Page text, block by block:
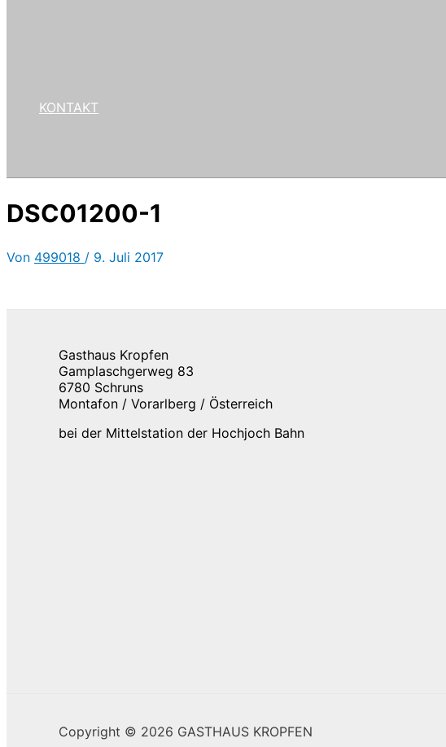
KONTAKT
DSC01200-1
Von 499018 / 9. Juli 2017
Gasthaus Kropfen
Gamplaschgerweg 83
6780 Schruns
Montafon / Vorarlberg / Österreich
bei der Mittelstation der Hochjoch Bahn
Copyright © 2026 GASTHAUS KROPFEN